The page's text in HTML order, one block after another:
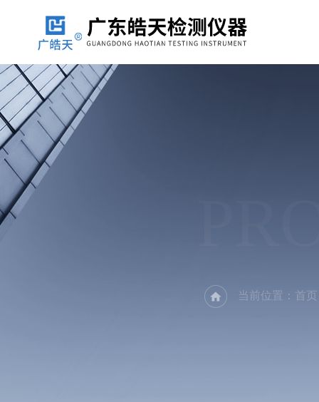
当前位置： 首页